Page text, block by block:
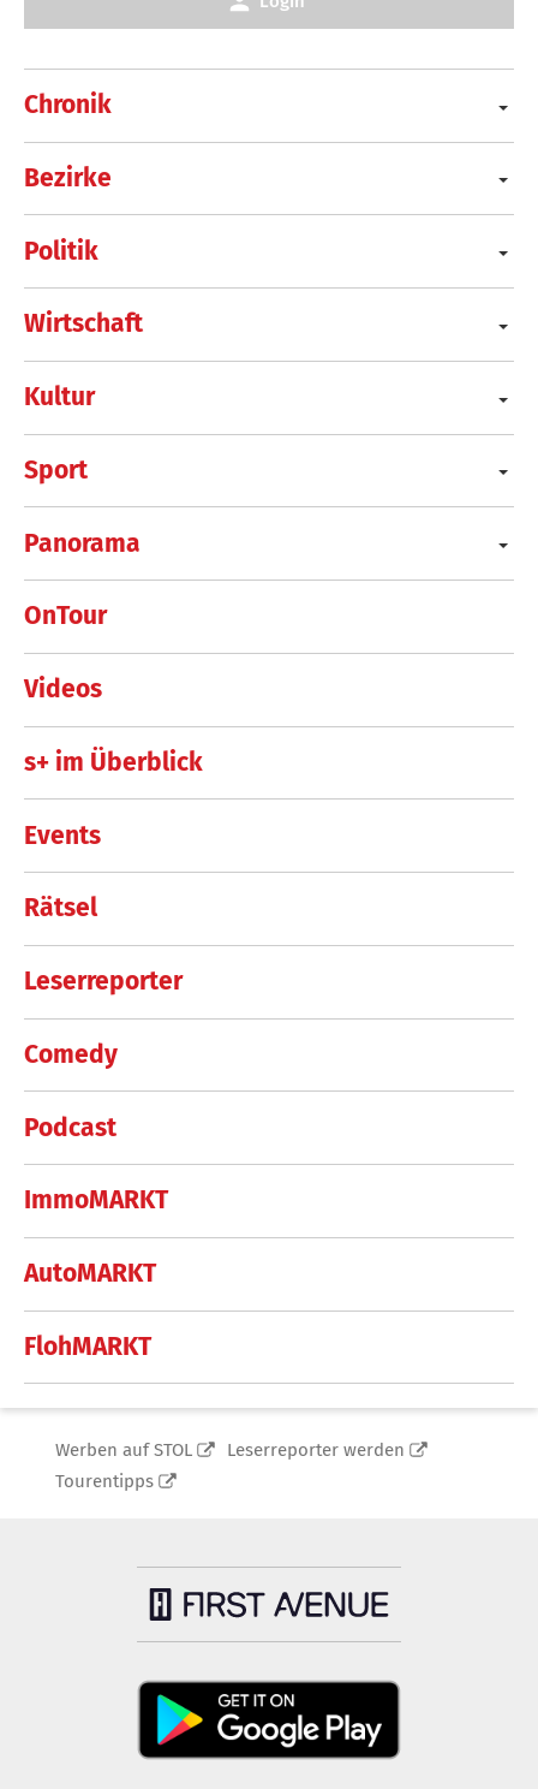
Chronik
Bezirke
Politik
Wirtschaft
Kultur
Sport
Panorama
OnTour
Videos
s+ im Überblick
Events
Rätsel
Leserreporter
Comedy
Podcast
ImmoMARKT
AutoMARKT
FlohMARKT
Werben auf STOL
Leserreporter werden
Tourentipps